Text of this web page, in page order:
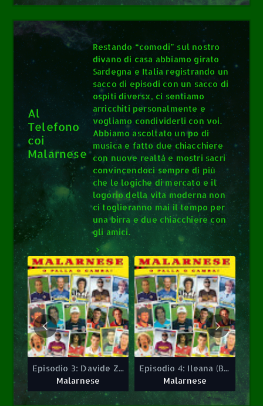
Slam
Slam
Al
Telefono
coi
Malarnese
Restando “comodi” sul nostro
divano di casa abbiamo girato
Sardegna e Italia registrando un
sacco di episodi con un sacco di
ospiti diversx, ci sentiamo
arricchiti personalmente e
vogliamo condividerli con voi.
Abbiamo ascoltato un po di
musica e fatto due chiacchiere
con nuove realtà e mostri sacri
convincendoci sempre di più
che le logiche di mercato e il
logorio della vita moderna non
ci toglieranno mai il tempo per
una birra e due chiacchiere con
gli amici.
0
Episodio 3: Davide Zeman
Malarnese
Episodio 3: Davide Zeman
Malarnese
0
Episodio 4: Ileana (Berghem Youth Crew)
Malarnese
Episodio 4: Ileana (Berghem Youth Crew)
Malarnese